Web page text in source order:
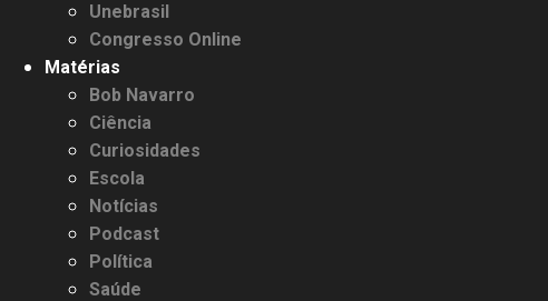
Unebrasil
Congresso Online
Matérias
Bob Navarro
Ciência
Curiosidades
Escola
Notícias
Podcast
Política
Saúde